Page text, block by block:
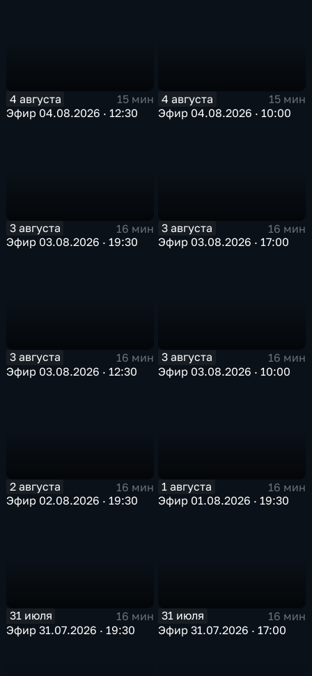
4 августа
15 мин
Эфир 04.08.2026 · 12:30
4 августа
15 мин
Эфир 04.08.2026 · 10:00
3 августа
16 мин
Эфир 03.08.2026 · 19:30
3 августа
16 мин
Эфир 03.08.2026 · 17:00
3 августа
16 мин
Эфир 03.08.2026 · 12:30
3 августа
16 мин
Эфир 03.08.2026 · 10:00
2 августа
16 мин
Эфир 02.08.2026 · 19:30
1 августа
16 мин
Эфир 01.08.2026 · 19:30
31 июля
16 мин
Эфир 31.07.2026 · 19:30
31 июля
16 мин
Эфир 31.07.2026 · 17:00